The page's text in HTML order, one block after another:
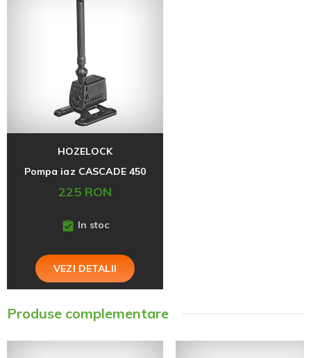
HOZELOCK
Pompa iaz CASCADE 450
225 RON
In stoc
VEZI DETALII
Produse complementare